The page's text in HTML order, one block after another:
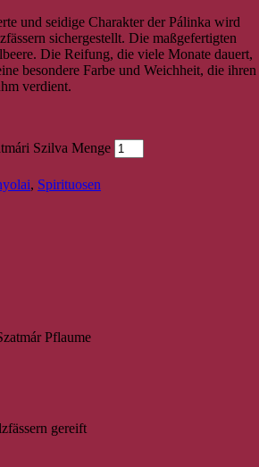
und seidige Charakter der Pálinka wird
sichergestellt. Die maßgefertigten
Die Reifung, die viele Monate dauert,
besondere Farbe und Weichheit, die ihren
verdient.
Szilva Menge
, Spirituosen
Pflaume
gereift